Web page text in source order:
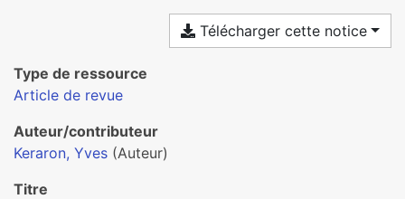
Télécharger cette notice
Type de ressource
Article de revue
Auteur/contributeur
Keraron, Yves (Auteur)
Titre